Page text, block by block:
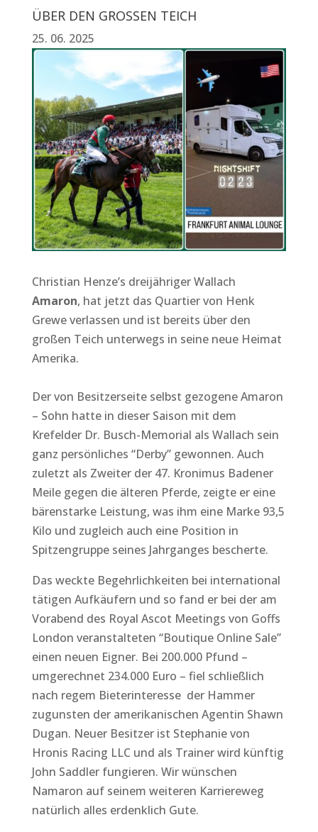
ÜBER DEN GROSSEN TEICH
25. 06. 2025
Christian Henze’s dreijähriger Wallach
Amaron, hat jetzt das Quartier von Henk
Grewe verlassen und ist bereits über den
großen Teich unterwegs in seine neue Heimat
Amerika.
Der von Besitzerseite selbst gezogene Amaron
– Sohn hatte in dieser Saison mit dem
Krefelder Dr. Busch-Memorial als Wallach sein
ganz persönliches “Derby” gewonnen. Auch
zuletzt als Zweiter der 47. Kronimus Badener
Meile gegen die älteren Pferde, zeigte er eine
bärenstarke Leistung, was ihm eine Marke 93,5
Kilo und zugleich auch eine Position in
Spitzengruppe seines Jahrganges bescherte.
Das weckte Begehrlichkeiten bei international
tätigen Aufkäufern und so fand er bei der am
Vorabend des Royal Ascot Meetings von Goffs
London veranstalteten “Boutique Online Sale”
einen neuen Eigner. Bei 200.000 Pfund –
umgerechnet 234.000 Euro – fiel schließlich
nach regem Bieterinteresse der Hammer
zugunsten der amerikanischen Agentin Shawn
Dugan. Neuer Besitzer ist Stephanie von
Hronis Racing LLC und als Trainer wird künftig
John Saddler fungieren. Wir wünschen
Namaron auf seinem weiteren Karriereweg
natürlich alles erdenklich Gute.